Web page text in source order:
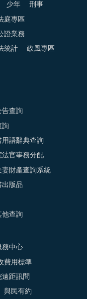
少年 刑事
庭專區
證業務
統計 政風專區
告查詢
詢
用語辭典查詢
法官事務分配
妻財產查詢系統
出版品
他查詢
務中心
費用標準
遠距訊問
與民有約